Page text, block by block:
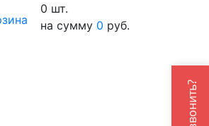
0 шт.
на сумму 0 руб.